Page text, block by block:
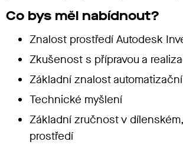
Co bys měl nabídnout?
Znalost prostředí Autodesk
Zkušenost s přípravou a
Základní znalost
Technické myšlení
Základní zručnost v
prostředí